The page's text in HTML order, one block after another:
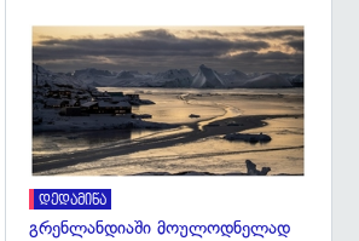
დედამიწა
გრენლანდიაში მოულოდნელად